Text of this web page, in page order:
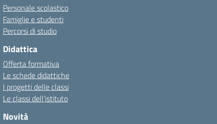
Personale scolastico
Famiglie e studenti
Percorsi di studio
Didattica
Offerta formativa
Le schede didattiche
I progetti delle classi
Le classi dell’istituto
Novità